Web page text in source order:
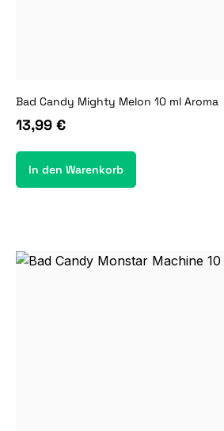
Bad Candy Mighty Melon 10 ml Aroma
13,99 €
In den Warenkorb